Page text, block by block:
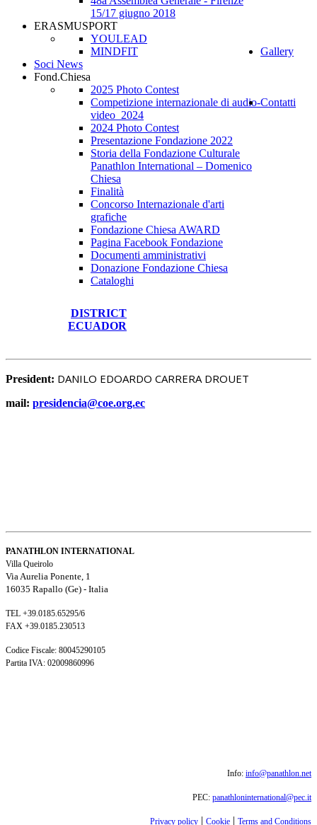
15/17 giugno 2018
ERASMUSPORT
YOULEAD
MINDFIT
Gallery
Soci News
Fond.Chiesa
2025 Photo Contest
Competizione internazionale di audio-
video_2024
2024 Photo Contest
Presentazione Fondazione 2022
Storia della Fondazione Culturale
Panathlon International – Domenico
Chiesa
Finalità
Concorso Internazionale d'arti
grafiche
Fondazione Chiesa AWARD
Pagina Facebook Fondazione
Documenti amministrativi
Donazione Fondazione Chiesa
Cataloghi
Contatti
DISTRICT
ECUADOR
President: DANILO EDOARDO CARRERA DROUET
mail: presidencia@coe.org.ec
PANATHLON INTERNATIONAL
Villa Queirolo
Via Aurelia Ponente, 1
16035 Rapallo (Ge) - Italia
TEL +39.0185.65295/6
FAX +39.0185.230513
Codice Fiscale: 80045290105
Partita IVA: 02009860996
Info: info@panathlon.net
PEC: panathloninternational@pec.it
Privacy policy | Cookie | Terms and Conditions